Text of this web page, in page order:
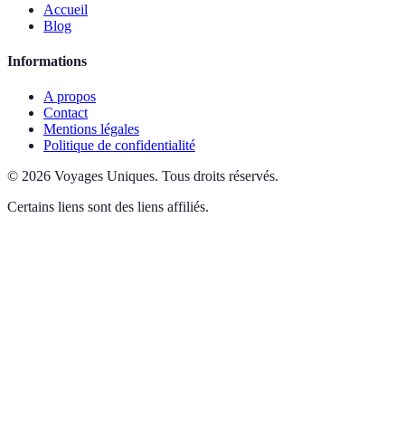
Accueil
Blog
Informations
A propos
Contact
Mentions légales
Politique de confidentialité
© 2026 Voyages Uniques. Tous droits réservés.
Certains liens sont des liens affiliés.